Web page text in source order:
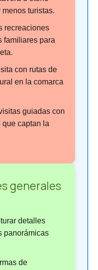
turistas.
recreaciones
familiares para
con rutas de
en la comarca
guiadas con
captan la
generales
detalles
panorámicas
de